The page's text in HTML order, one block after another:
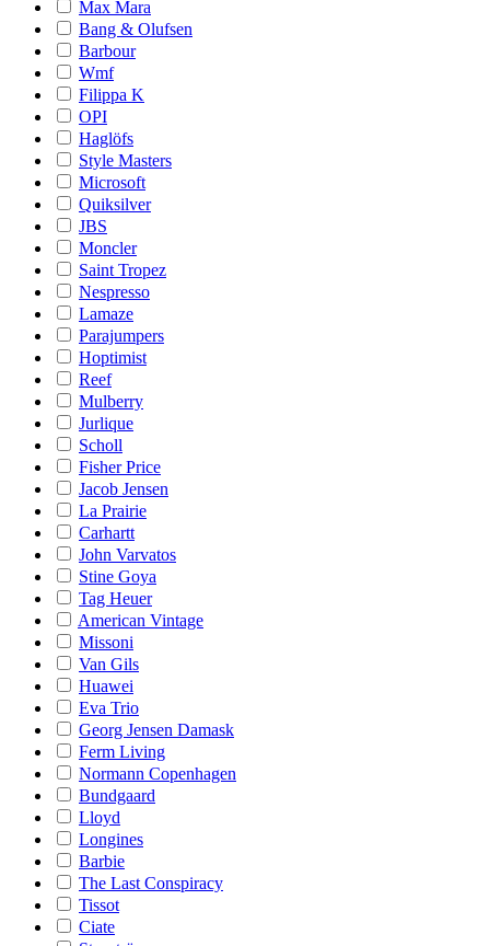
Max Mara
Bang & Olufsen
Barbour
Wmf
Filippa K
OPI
Haglöfs
Style Masters
Microsoft
Quiksilver
JBS
Moncler
Saint Tropez
Nespresso
Lamaze
Parajumpers
Hoptimist
Reef
Mulberry
Jurlique
Scholl
Fisher Price
Jacob Jensen
La Prairie
Carhartt
John Varvatos
Stine Goya
Tag Heuer
American Vintage
Missoni
Van Gils
Huawei
Eva Trio
Georg Jensen Damask
Ferm Living
Normann Copenhagen
Bundgaard
Lloyd
Longines
Barbie
The Last Conspiracy
Tissot
Ciate